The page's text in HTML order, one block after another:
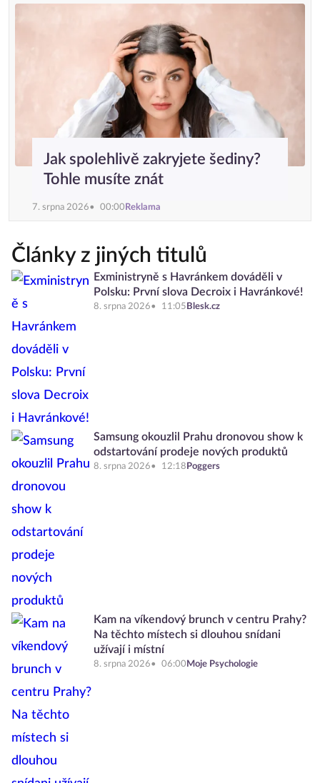
Jak spolehlivě zakryjete šediny?
Tohle musíte znát
7. srpna 2026 00:00 Reklama
Články z jiných titulů
Exministryně s Havránkem dováděli v
Polsku: První slova Decroix i Havránkové!
8. srpna 2026 11:05 Blesk.cz
Samsung okouzlil Prahu dronovou show k
odstartování prodeje nových produktů
8. srpna 2026 12:18 Poggers
Kam na víkendový brunch v centru Prahy?
Na těchto místech si dlouhou snídani
užívají i místní
8. srpna 2026 06:00 Moje Psychologie